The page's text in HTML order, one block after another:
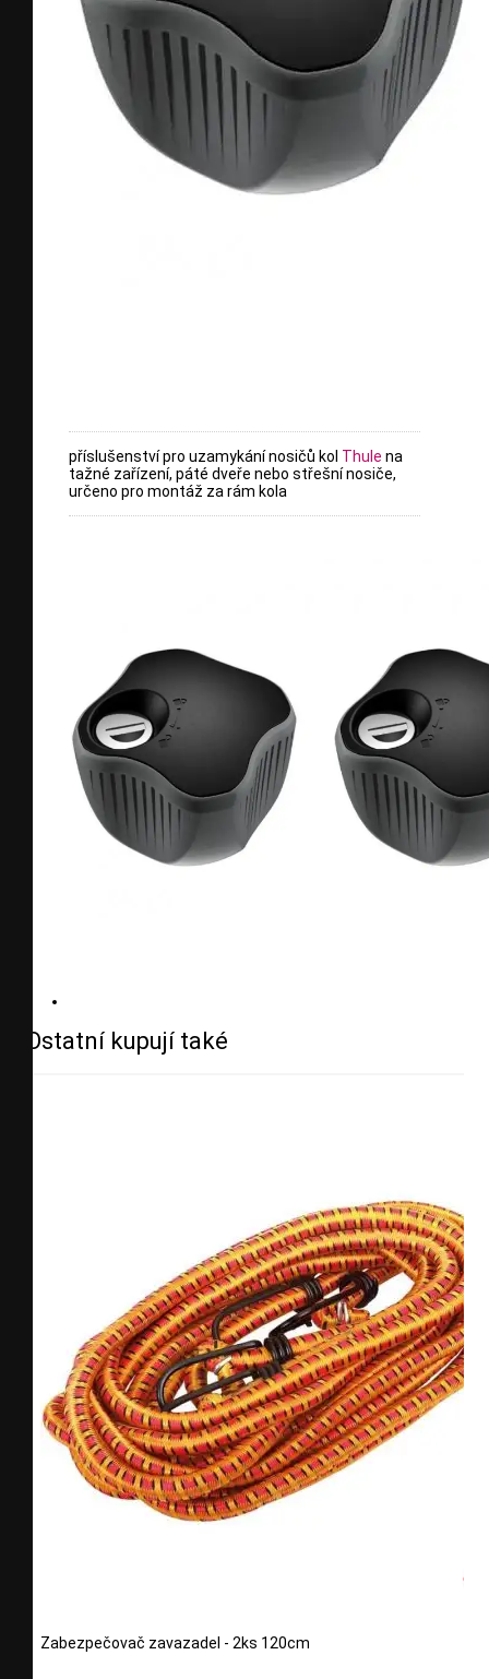
příslušenství pro uzamykání nosičů kol Thule na
tažné zařízení, páté dveře nebo střešní nosiče,
určeno pro montáž za rám kola
Ostatní kupují také
Zabezpečovač zavazadel - 2ks 120cm